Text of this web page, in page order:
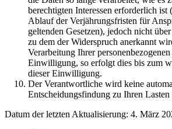
berechtigten Interessen erforderlich ist
Ablauf der Verjährungsfristen für
geltenden Gesetzen), jedoch nicht
zu dem der Widerspruch anerkannt
Verarbeitung Ihrer
Einwilligung, so erfolgt dies bis zum
dieser Einwilligung.
Der Verantwortliche wird keine
Entscheidungsfindung zu Ihren Lasten
Datum der letzten Aktualisierung: 4. März